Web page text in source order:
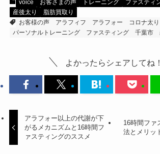
voice お客さまの声 トレーニング ファスティ
産後太り
脂肪買取り
お客様の声
アラフィフ アラフォー コロナ太り
パーソナルトレーニング
ファスティング 千葉市
よかったらシェアしてね！
アラフォー以上の代謝が下
がるメカニズムと16時間フ
ァスティングのススメ
16時間ファ
法とメリッ